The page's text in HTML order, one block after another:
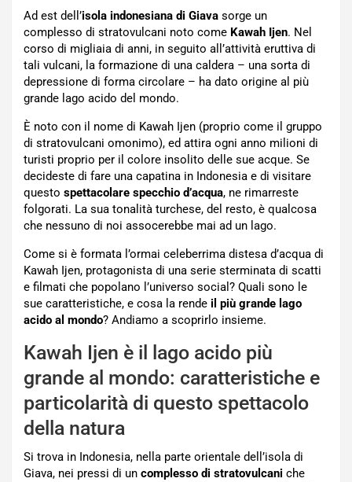
Ad est dell’isola indonesiana di Giava sorge un
complesso di stratovulcani noto come Kawah Ijen. Nel
corso di migliaia di anni, in seguito all’attività eruttiva di
tali vulcani, la formazione di una caldera – una sorta di
depressione di forma circolare – ha dato origine al più
grande lago acido del mondo.
È noto con il nome di Kawah Ijen (proprio come il gruppo
di stratovulcani omonimo), ed attira ogni anno milioni di
turisti proprio per il colore insolito delle sue acque. Se
decideste di fare una capatina in Indonesia e di visitare
questo spettacolare specchio d’acqua, ne rimarreste
folgorati. La sua tonalità turchese, del resto, è qualcosa
che nessuno di noi assocerebbe mai ad un lago.
Come si è formata l’ormai celeberrima distesa d’acqua di
Kawah Ijen, protagonista di una serie sterminata di scatti
e filmati che popolano l’universo social? Quali sono le
sue caratteristiche, e cosa la rende il più grande lago
acido al mondo? Andiamo a scoprirlo insieme.
Kawah Ijen è il lago acido più
grande al mondo: caratteristiche e
particolarità di questo spettacolo
della natura
Si trova in Indonesia, nella parte orientale dell’isola di
Giava, nei pressi di un complesso di stratovulcani che